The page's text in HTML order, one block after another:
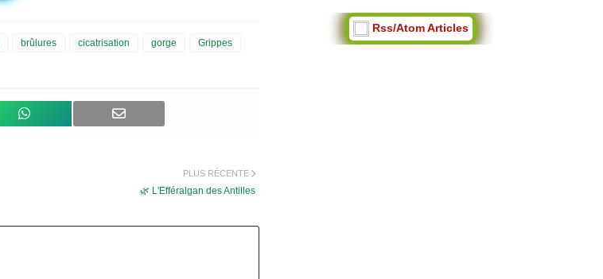
brûlures cicatrisation gorge
Grippes
PLUS RÉCENTE
🌿 L'Efféralgan des Antilles
Rss/Atom Articles